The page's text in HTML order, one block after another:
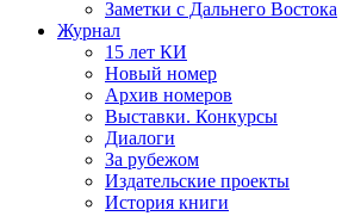
Заметки с Дальнего Востока
Журнал
15 лет КИ
Новый номер
Архив номеров
Выставки. Конкурсы
Диалоги
За рубежом
Издательские проекты
История книги